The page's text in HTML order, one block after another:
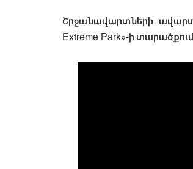
Շրջանավարտների
Extreme Park»-ի